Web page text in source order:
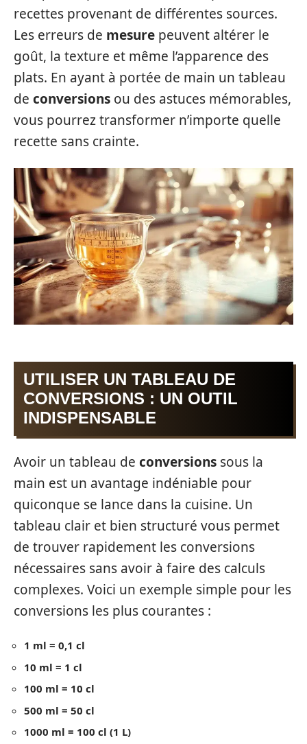
recettes provenant de différentes sources.
Les erreurs de mesure peuvent altérer le
goût, la texture et même l’apparence des
plats. En ayant à portée de main un tableau
de conversions ou des astuces mémorables,
vous pourrez transformer n’importe quelle
recette sans crainte.
UTILISER UN TABLEAU DE
CONVERSIONS : UN OUTIL
INDISPENSABLE
Avoir un tableau de conversions sous la
main est un avantage indéniable pour
quiconque se lance dans la cuisine. Un
tableau clair et bien structuré vous permet
de trouver rapidement les conversions
nécessaires sans avoir à faire des calculs
complexes. Voici un exemple simple pour les
conversions les plus courantes :
1 ml = 0,1 cl
10 ml = 1 cl
100 ml = 10 cl
500 ml = 50 cl
1000 ml = 100 cl (1 L)